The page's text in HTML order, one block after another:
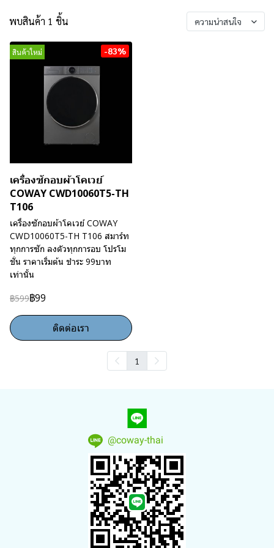
พบสินค้า 1 ชิ้น ความน่าสนใจ
สินค้าใหม่ -83%
เครื่องซักอบผ้าโคเวย์
COWAY CWD10060T5-TH
T106
เครื่องซักอบผ้าโคเวย์ COWAY
CWD10060T5-TH T106 สมาร์ท
ทุกการซัก ลงตัวทุกการอบ โปรโม
ชั่น ราคาเริ่มต้น ชำระ 99บาท
เท่านั้น
฿599฿99
ติดต่อเรา
1
@coway-thai